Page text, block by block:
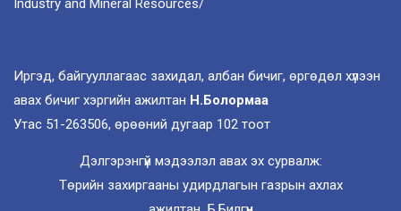
Industry and Mineral Resources/
Иргэд, байгууллагаас захидал, албан бичиг, өргөдөл хүлээн
авах бичиг хэргийн ажилтан Н.Болормаа
Утас 51-263506, өрөөний дугаар 102 тоот
Дэлгэрэнгүй мэдээлэл авах эх сурвалж:
Төрийн захиргааны удирдлагын газрын ахлах